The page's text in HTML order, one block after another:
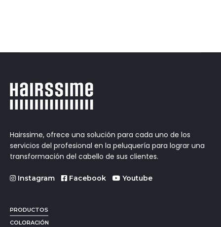
Hairssime, ofrece una solución para cada uno de los
servicios del profesional en la peluquería para lograr una
transformación del cabello de sus clientes.
Instagram Facebook Youtube
PRODUCTOS
COLORACIÓN